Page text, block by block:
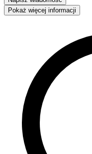
Pokaż więcej informacji